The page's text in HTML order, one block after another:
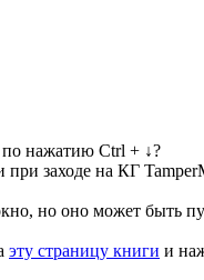
по нажатию Ctrl + ↓?
заходе на КГ
но оно может быть
эту страницу книги и